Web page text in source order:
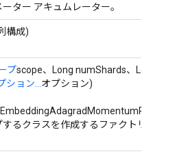
ター アキュムレーター。
構成)
プscope、Long numShards、Long
ション... オプション)
るクラスを作成するファクトリ メソッ